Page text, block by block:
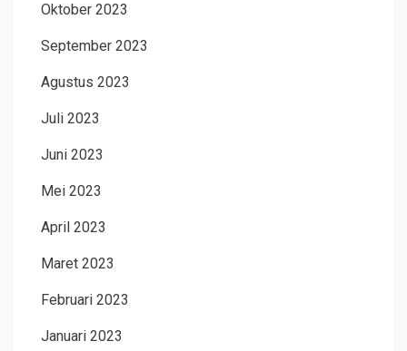
Oktober 2023
September 2023
Agustus 2023
Juli 2023
Juni 2023
Mei 2023
April 2023
Maret 2023
Februari 2023
Januari 2023